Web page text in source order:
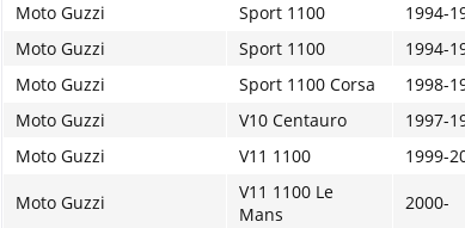
Moto Guzzi
Sport 1100 1994-
Moto Guzzi
Sport 1100 1994-
Moto Guzzi
Sport 1100 Corsa
1998-
Moto Guzzi
V10 Centauro 1997-
Moto Guzzi
V11 1100 1999-
Moto Guzzi
V11 1100 Le
Mans
2000-